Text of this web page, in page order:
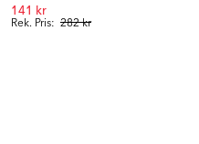
Rek. Pris: 282 kr
141 kr